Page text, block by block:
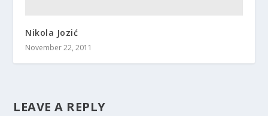
Nikola Jozić
November 22, 2011
LEAVE A REPLY